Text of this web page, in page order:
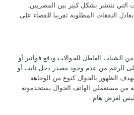
التي تنتشر بشكل كبير بين المصريين،
النفقات المطلوبة تقريبا للقضاء على
الشباب العاطل للجوالات ودفع فواتير أو
الرغم من عدم وجود مصدر دخل ثابت أو
الظهور بالجوال كنوع من الوجاهة
74.6 في المائة من مستعملي الهاتف الجوال يستخدمونه
لغرض هام .